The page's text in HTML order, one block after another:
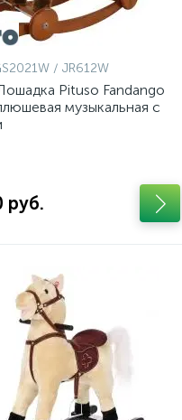
/ JR612W
Pituso Fandango
музыкальная с
руб.